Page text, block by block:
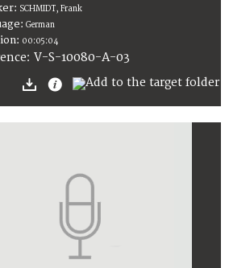
SCHMIDT, Frank
German
00:05:04
V-S-10080-A-03